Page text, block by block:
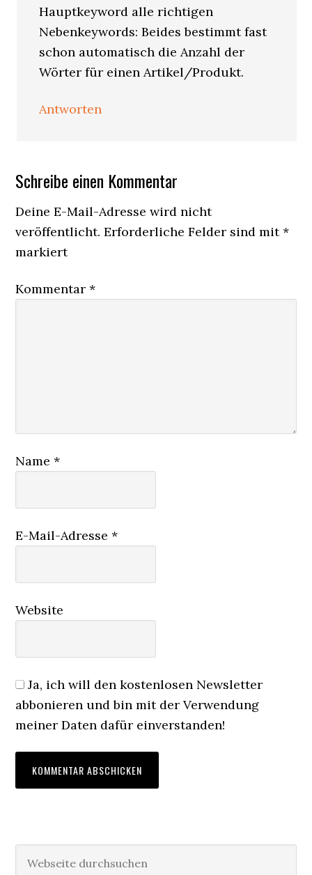
Hauptkeyword alle richtigen
Nebenkeywords: Beides bestimmt fast
schon automatisch die Anzahl der
Wörter für einen Artikel/Produkt.
Antworten
Schreibe einen Kommentar
Deine E-Mail-Adresse wird nicht
veröffentlicht. Erforderliche Felder sind mit*
markiert
Kommentar*
Name*
E-Mail-Adresse*
Website
Ja, ich will den kostenlosen Newsletter
abbonieren und bin mit der Verwendung
meiner Daten dafür einverstanden!
Haupt-
durchsuchen